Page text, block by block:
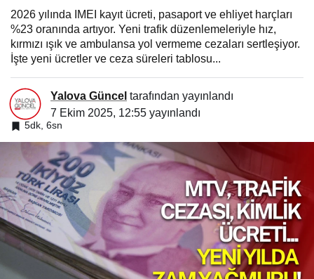
2026 yılında IMEI kayıt ücreti, pasaport ve ehliyet harçları
%23 oranında artıyor. Yeni trafik düzenlemeleriyle hız,
kırmızı ışık ve ambulansa yol vermeme cezaları sertleşiyor.
İşte yeni ücretler ve ceza süreleri tablosu...
Yalova Güncel tarafından yayınlandı
7 Ekim 2025, 12:55 yayınlandı
5dk, 6sn